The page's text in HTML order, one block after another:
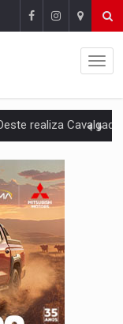
nos anos iniciais do ensino
criminosa é preso durante
DAS ELEIÇÕES:
da feira começa nesta quinta-feira (6) no
novos servidores reforça equipes do Cad
e deixa
Neri transforma indignação e esperança em